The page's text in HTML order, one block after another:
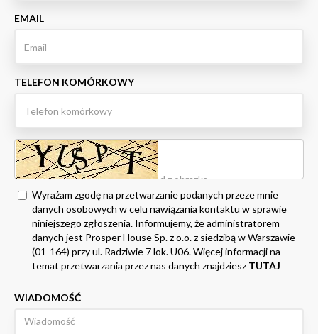
EMAIL
TELEFON KOMÓRKOWY
Wyrażam zgodę na przetwarzanie podanych przeze mnie
danych osobowych w celu nawiązania kontaktu w sprawie
niniejszego zgłoszenia. Informujemy, że administratorem
danych jest Prosper House Sp. z o.o. z siedzibą w Warszawie
(01-164) przy ul. Radziwie 7 lok. U06. Więcej informacji na
temat przetwarzania przez nas danych znajdziesz TUTAJ
WIADOMOŚĆ